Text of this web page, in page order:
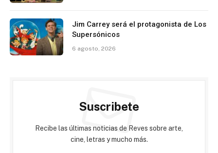
Jim Carrey será el protagonista de Los
Supersónicos
6 agosto, 2026
Suscribete
Recibe las últimas noticias de Reves sobre arte,
cine, letras y mucho más.